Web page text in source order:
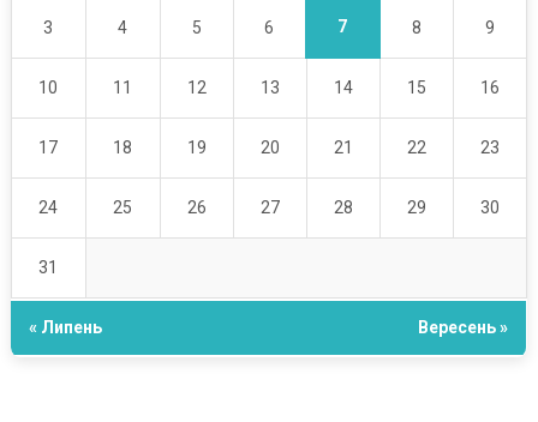
3 4 5 6 7 8 9
10 11 12 13 14 15 16
17 18 19 20 21 22 23
24 25 26 27 28 29 30
31
« Липень Вересень »